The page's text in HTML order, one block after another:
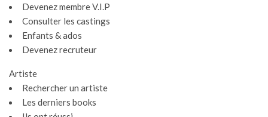
Devenez membre V.I.P
Consulter les castings
Enfants & ados
Devenez recruteur
Artiste
Rechercher un artiste
Les derniers books